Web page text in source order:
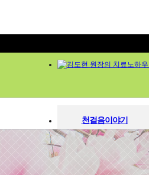
천걸음이야기
의료진소개